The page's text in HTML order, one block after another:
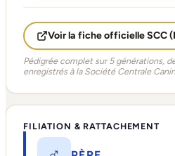
Voir la fiche officielle SCC
Pédigrée complet sur 5 générations,
enregistrés à la Société Centrale
FILIATION & RATTACHEMENT